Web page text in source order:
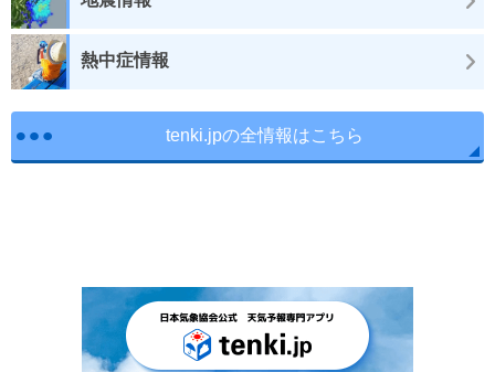
熱中症情報
tenki.jpの全情報はこちら